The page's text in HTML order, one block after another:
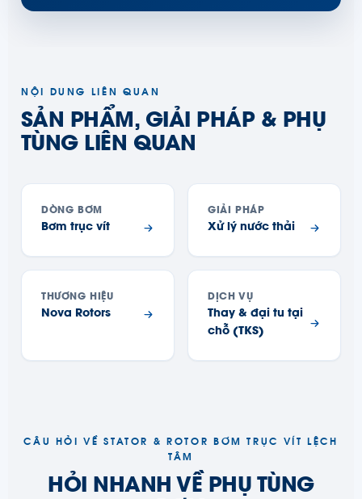
NỘI DUNG LIÊN QUAN
SẢN PHẨM, GIẢI PHÁP & PHỤ
TÙNG LIÊN QUAN
DÒNG BƠM
Bơm trục vít
GIẢI PHÁP
Xử lý nước thải
THƯƠNG HIỆU
Nova Rotors
DỊCH VỤ
Thay & đại tu tại
chỗ (TKS)
CÂU HỎI VỀ STATOR & ROTOR BƠM TRỤC VÍT LỆCH
TÂM
HỎI NHANH VỀ PHỤ TÙNG